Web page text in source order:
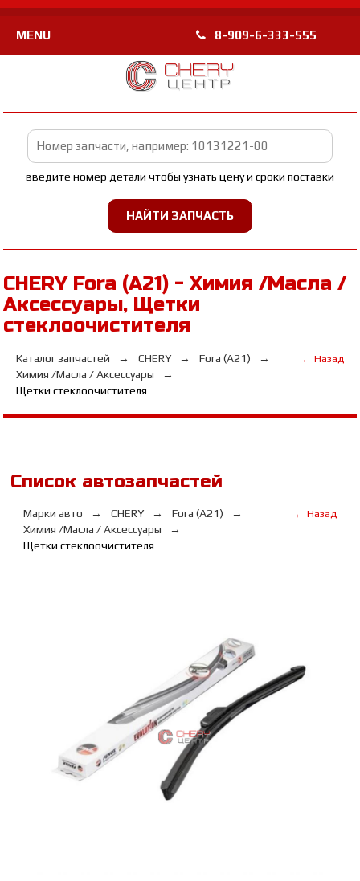
MENU 8-909-6-333-555
введите номер детали чтобы узнать цену и сроки поставки
CHERY Fora (A21) - Химия /Масла /
Аксессуары, Щетки
стеклоочистителя
Каталог запчастей CHERY
Fora (A21)
Химия /Масла / Аксессуары
Щетки стеклоочистителя
← Назад
Список автозапчастей
Марки авто CHERY
Fora (A21)
Химия /Масла / Аксессуары
Щетки стеклоочистителя
← Назад